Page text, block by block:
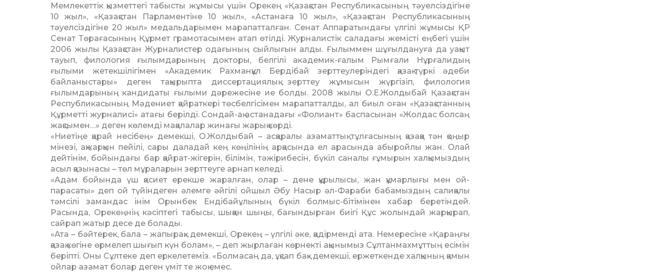
Мемлекеттік қызметтегі табысты жұмысы үшін Орекең «Қазақстан Республикасының тәуелсіздігіне
10 жыл», «Қазақ­стан Парламентіне 10 жыл», «Астанаға 10 жыл», «Қазақ­стан Республикасының
тәуелсіз­дігіне 20 жыл» медальдарымен марапатталған. Сенат Аппара­тындағы үлгілі жұмысы ҚР
Сенат Төрағасының Құрмет грамотасымен атап өтілді. Журналистік саладағы жемісті еңбегі үшін
2006 жылы Қазақстан Журналис­тер одағының сыйлығын алды. Ғылыммен шұғылдануға да уақыт
тауып, филология ғылымдарының докторы, белгілі академик-ғалым Рымғали Нұрғалидың
ғылыми жетекшілігімен «Академик Рахманқұл Бердібай зерттеулеріндегі қазақ-түркі әдеби
байланыстары» деген тақырыпта диссертациялық зерттеу жұмысын жүргізіп, филология
ғылымдарының кандидаты ғылыми дәрежесіне ие болды. 2008 жылы О.Е.Жолдыбай Қазақстан
Республикасының Мәдениет қайраткері төсбелгісімен марапат­талды, ал биыл оған «Қазақстан­ның
Құрметті журна­лисі» атағы берілді. Сондай-ақ астанадағы «Фолиант» баспасынан «Жолдас болсаң
жақсымен…» деген көлемді мақалалар жинағы жарық көрді.
«Ниетіңе қарай несібең» демекші, О.Жолдыбай – асқаралы азаматтық тұлғасының қазаққа тән қоңыр
мінезі, ақжарқын пейілі, сары даладай кең көңі­лі­нің арқасында ел арасында абыройлы жан. Олай
дейтінім, бойындағы бар қайрат-жігерін, білімін, тәжірибесін, бүкіл саналы ғұмырын халқымыздың
асыл қазынасы – төл мұраларын зерттеуге арнап келеді.
«Адам бойында үш қасиет ерекше жаралған, олар – дене құрылысы, жан құмарлығы мен ой-
парасаты» деп ой түйіндеген әлемге әйгілі ойшыл Әбу Насыр әл-Фараби бабамыздың салиқалы
тәмсілі замандас інім Орынбек Ендібайұлының бүкіл болмыс-бітімінен хабар беретіндей.
Расында, Орекеңнің кәсіптегі табысы, шыққан шыңы, бағындырған биігі Құс жолындай жарқырап,
сайрап жатыр десе де болады.
«Ата – бәйтерек, бала – жапырақ» демекші, Орекең – үлгілі әке, қадірменді ата. Немересіне «Қараңғы
қазақ көгіне өрмелеп шығып күн болам», – деп жырлаған көрнекті ақынымыз Сұлтанмахмұттың есімін
беріпті. Оны Сұлтеке деп еркелетеміз. «Болмасаң да, ұқсап бақ» демекші, ержеткенде халқының қамын
ойлар азамат болар деген үміт те жоқ емес.